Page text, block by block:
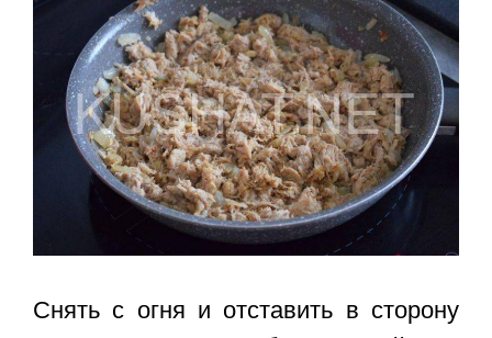
Снять с огня и отставить в сторону